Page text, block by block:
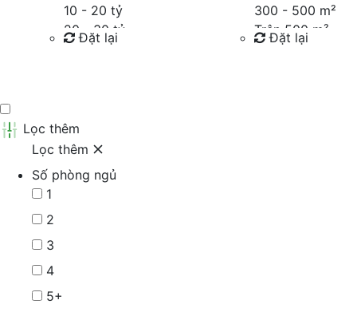
10 - 20 tỷ
20 - 30 tỷ
30 - 40 tỷ
Đặt lại
300 - 500 m²
Trên 500 m²
Đặt lại
Lọc thêm
Lọc thêm
Số phòng ngủ
1
2
3
4
5+